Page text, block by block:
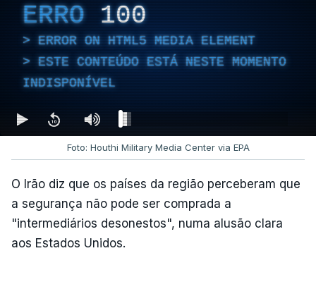
ERRO 100
ERROR ON HTML5 MEDIA ELEMENT
ESTE CONTEÚDO ESTÁ NESTE MOMENTO
INDISPONÍVEL
Foto: Houthi Military Media Center via EPA
O Irão diz que os países da região perceberam que
a segurança não pode ser comprada a
"intermediários desonestos", numa alusão clara
aos Estados Unidos.